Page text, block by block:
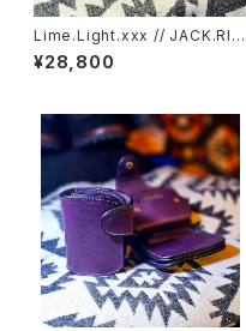
Lime.Light.xxx // JACK.RID
E.SSW
¥28,800